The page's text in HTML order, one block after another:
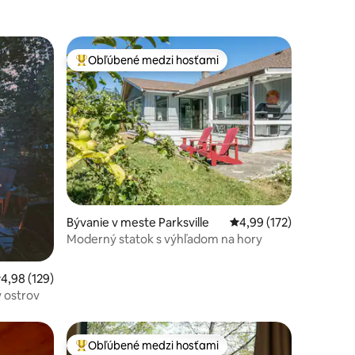
406
ohodnotenie 4,98 z 5, počet hodnotení: 129
4,98 (129)
ostrov
Najobľúbenejšie medzi hosťami
Obľúbené medzi hosťami
Bývanie v meste Parksville Priemerné
4,99 (172)
Moderný statok s výhľadom na hory
Obľúbené medzi hosťami